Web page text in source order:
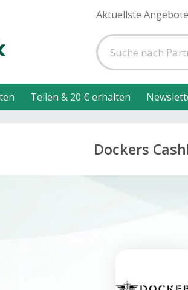
Aktuellste Angebote
Teilen & 20 € erhalten
Dockers